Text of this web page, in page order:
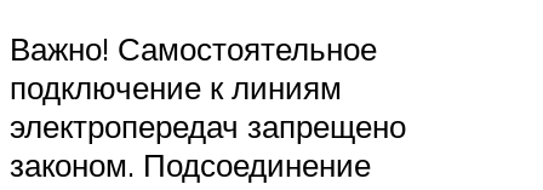
Важно! Самостоятельное
подключение к линиям
электропередач запрещено
законом. Подсоединение